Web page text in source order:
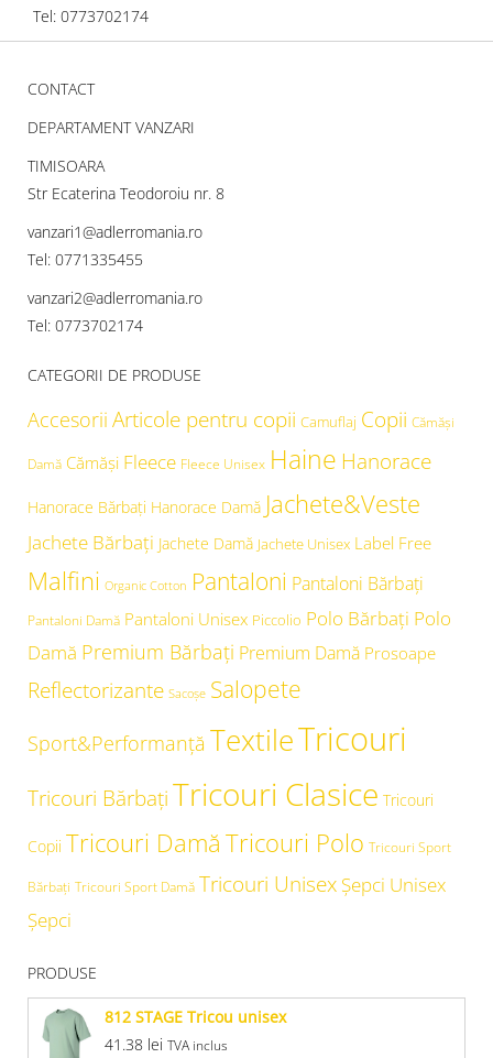
Tel: 0773702174
CONTACT
DEPARTAMENT VANZARI
TIMISOARA
Str Ecaterina Teodoroiu nr. 8
vanzari1@adlerromania.ro
Tel: 0771335455
vanzari2@adlerromania.ro
Tel: 0773702174
CATEGORII DE PRODUSE
Accesorii Articole pentru copii Camuflaj Copii Cămăşi
Damă Cămăși Fleece Fleece Unisex Haine Hanorace
Hanorace Bărbați Hanorace Damă Jachete&Veste
Jachete Bărbați Jachete Damă Jachete Unisex Label Free
Malfini Organic Cotton Pantaloni Pantaloni Bărbați
Pantaloni Damă Pantaloni Unisex Piccolio Polo Bărbați Polo
Damă Premium Bărbați Premium Damă Prosoape
Reflectorizante Sacoșe Salopete
Sport&Performanță TextileTricouri
Tricouri BărbațiTricouri Clasice Tricouri
Copii Tricouri Damă Tricouri Polo Tricouri Sport
Bărbați Tricouri Sport Damă Tricouri Unisex Şepci Unisex
Șepci
PRODUSE
812 STAGE Tricou unisex
41.38 lei TVA inclus